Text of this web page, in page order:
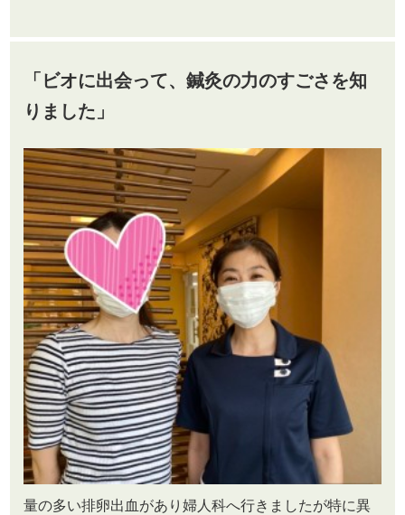
「ビオに出会って、鍼灸の力のすごさを知
りました」
量の多い排卵出血があり婦人科へ行きましたが特に異